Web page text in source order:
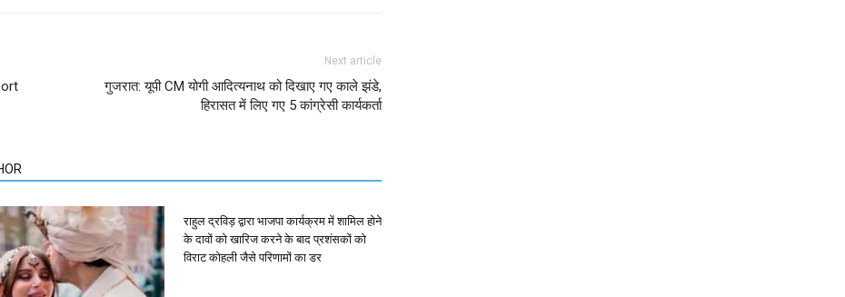
Next article
गुजरात: यूपी CM योगी आदित्यनाथ को दिखाए गए काले झंडे,
हिरासत में लिए गए 5 कांग्रेसी कार्यकर्ता
राहुल द्रविड़ द्वारा भाजपा कार्यक्रम में शामिल होने
के दावों को खारिज करने के बाद प्रशंसकों को
विराट कोहली जैसे परिणामों का डर